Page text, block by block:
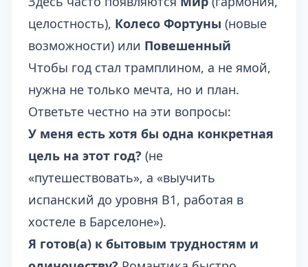
целостность), Колесо Фортуны (новые
возможности) или Повешенный
Чтобы год стал трамплином, а не ямой,
нужна не только мечта, но и план.
Ответьте честно на эти вопросы:
У меня есть хотя бы одна конкретная
цель на этот год? (не
«путешествовать», а «выучить
испанский до уровня B1, работая в
хостеле в Барселоне»).
Я готов(а) к бытовым трудностям и